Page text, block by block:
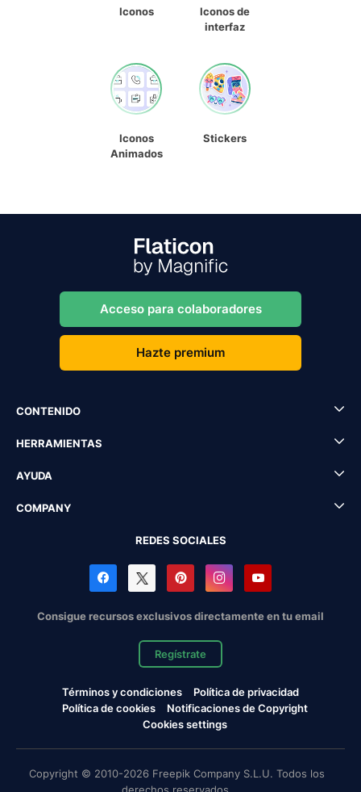
Iconos
Iconos de
interfaz
Iconos
Animados
Stickers
Acceso para colaboradores
Hazte premium
CONTENIDO
HERRAMIENTAS
AYUDA
COMPANY
REDES SOCIALES
Consigue recursos exclusivos directamente en tu email
Regístrate
Términos y condiciones
Política de privacidad
Política de cookies
Notificaciones de Copyright
Cookies settings
Copyright © 2010-2026 Freepik Company S.L.U. Todos los